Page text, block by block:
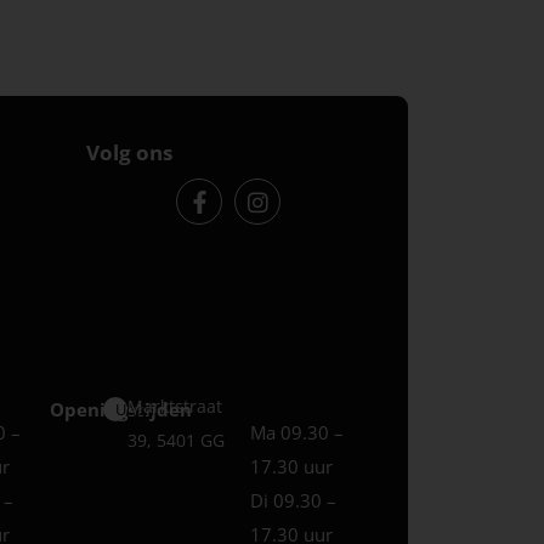
Volg ons
–
Openingstijden
Uden
Marktstraat
39, 5401 GG
Ma 09.30 –
17.30 uur
Di 09.30 –
17.30 uur